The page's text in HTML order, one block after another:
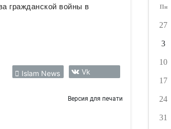
гражданской войны в
Islam News Vk
Версия для печати
Пн
27
3
10
17
24
31